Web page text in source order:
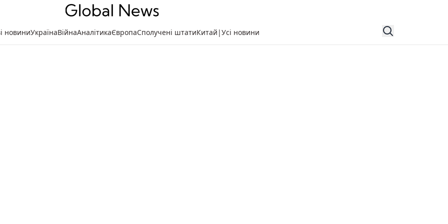
новиниУкраїнаВійнаАналітикаЄвропаСполучені штатиКитай |Усі новини